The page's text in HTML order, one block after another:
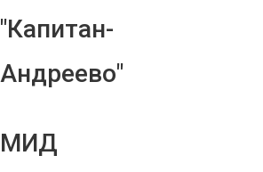
"Капитан-
Андреево"
МИД